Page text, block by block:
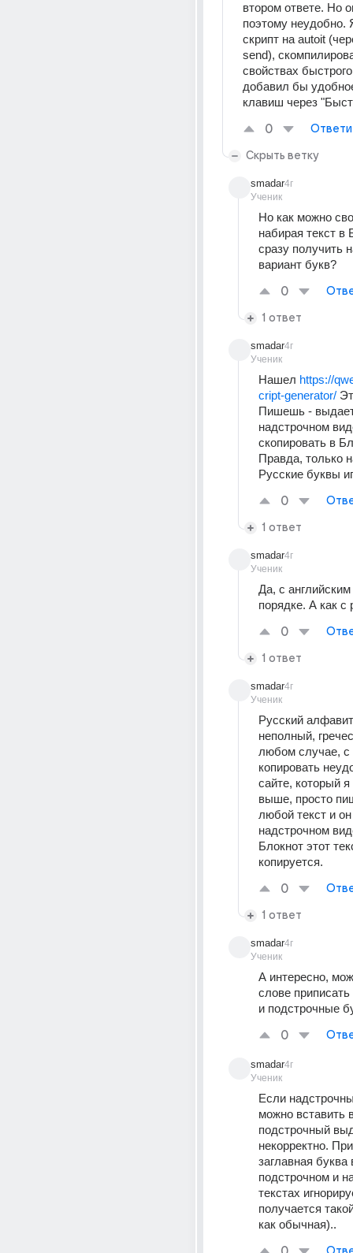
втором ответе. Но
поэтому неудобно.
скрипт на autoit
send),
свойствах
добавил бы
клавиш через
0
Скрыть ветку
smadar
Ученик
4г
Но как можно
набирая текст в
сразу получить
вариант букв?
0
1 ответ
smadar
Ученик
4г
Нашел https://
cript-generator/
Пишешь -
надстрочном
скопировать в
Правда, только
Русские буквы
0
1 ответ
smadar
Ученик
4г
Да, с
порядке. А как с
0
1 ответ
smadar
Ученик
4г
Русский
неполный,
любом случае, с
копировать
сайте, который я
выше, просто
любой текст и
надстрочном
Блокнот этот
копируется.
0
1 ответ
smadar
Ученик
4г
А интересно,
слове
и подстрочные
0
smadar
Ученик
4г
Если
можно вставить
подстрочный
некорректно.
заглавная буква
подстрочном и
текстах
получается
как обычная)..